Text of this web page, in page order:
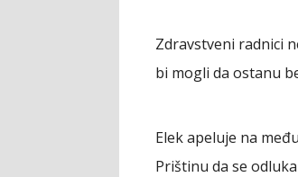
Zdravstveni radnici
bi mogli da ostanu
Elek apeluje na
Prištinu da se